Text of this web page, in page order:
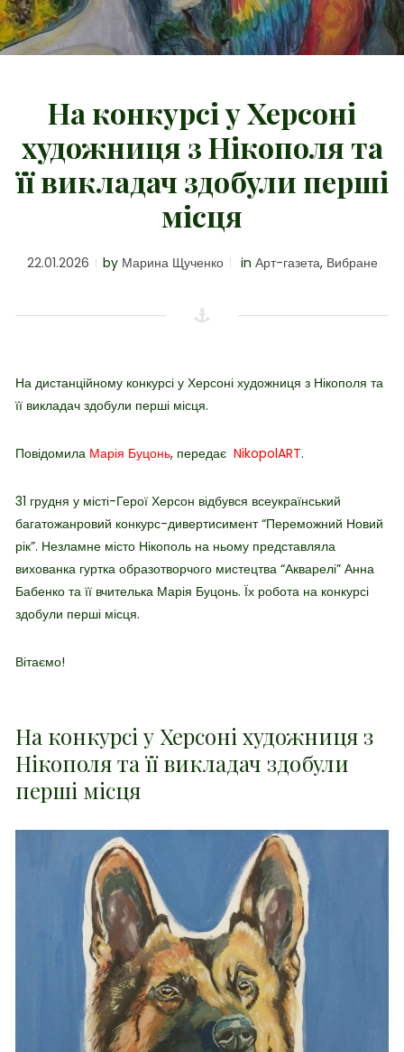
На конкурсі у Херсоні
художниця з Нікополя та
її викладач здобули перші
місця
22.01.2026 by Марина Щученко in Арт-газета, Вибране
На дистанційному конкурсі у Херсоні художниця з Нікополя та
її викладач здобули перші місця.
Повідомила Марія Буцонь, передає NikopolART.
31 грудня у місті-Герої Херсон відбувся всеукраїнський
багатожанровий конкурс-дивертисимент “Переможний Новий
рік”. Незламне місто Нікополь на ньому представляла
вихованка гуртка образотворчого мистецтва “Акварелі” Анна
Бабенко та її вчителька Марія Буцонь. Їх робота на конкурсі
здобули перші місця.
Вітаємо!
На конкурсі у Херсоні художниця з
Нікополя та її викладач здобули
перші місця